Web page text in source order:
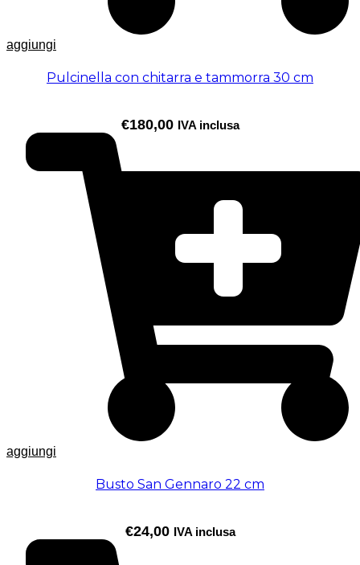
aggiungi
Pulcinella con chitarra e tammorra 30 cm
€180,00 IVA inclusa
aggiungi
Busto San Gennaro 22 cm
€24,00 IVA inclusa